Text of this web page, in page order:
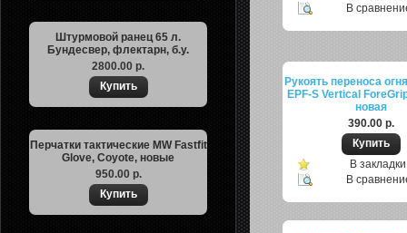
Штурмовой ранец 65 л.
Бундесвер, флектарн, б.у.
2800.00 р.
Перчатки тактические MW Fastfit
Glove, Coyote, новые
950.00 р.
В
Рукоять переноса
EPF-S Vertical
новая
390.00 р.
В закладки
В